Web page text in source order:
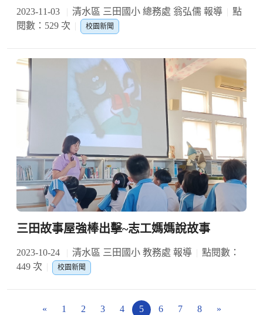
2023-11-03 清水區 三田國小 總務處 翁弘儒 報導
點
閱數：529 次
校園新聞
三田故事屋強棒出擊~志工媽媽說故事
2023-10-24 清水區 三田國小 教務處 報導
點閱數：
449 次
校園新聞
« 1 2 3 4 5 6 7 8 »